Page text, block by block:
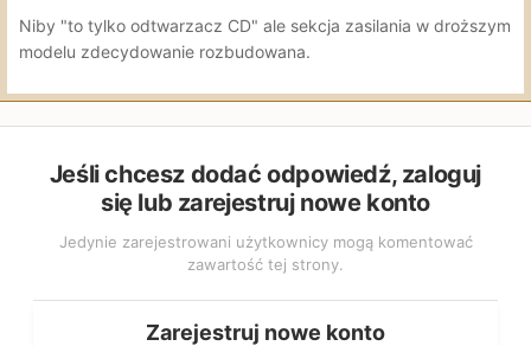
Niby "to tylko odtwarzacz CD" ale sekcja zasilania w droższym
modelu zdecydowanie rozbudowana.
Jeśli chcesz dodać odpowiedź, zaloguj
się lub zarejestruj nowe konto
Jedynie zarejestrowani użytkownicy mogą komentować
zawartość tej strony.
Zarejestruj nowe konto